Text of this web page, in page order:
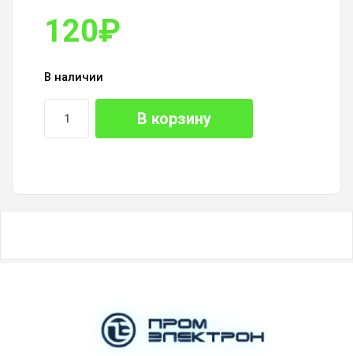
120₽
В наличии
В корзину